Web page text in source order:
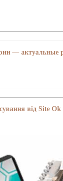
—
від Site Ok